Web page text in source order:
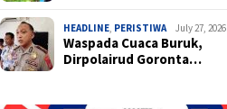
HEADLINE, PERISTIWA July 27, 2026
Waspada Cuaca Buruk,
Dirpolairud Goronta…